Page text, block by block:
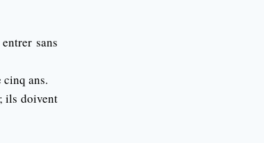
sans
cinq ans.
ils doivent